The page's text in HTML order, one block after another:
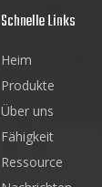
Schnelle Links
Heim
Produkte
Über uns
Fähigkeit
Ressource